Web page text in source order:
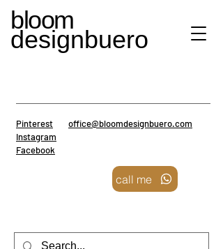
bloom
designbuero
Pinterest
Instagram
Facebook
office@bloomdesignbuero.com
call me